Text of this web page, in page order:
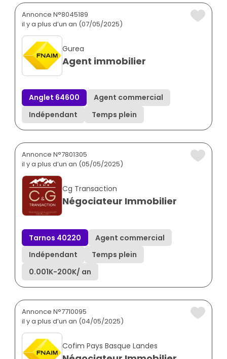
Annonce N°8045189
il y a plus d’un an (07/05/2025)
Gurea
Agent immobilier
Anglet 64600
Agent commercial
Indépendant
Temps plein
Annonce N°7801305
il y a plus d’un an (05/05/2025)
Cg Transaction
Négociateur Immobilier
Tarnos 40220
Agent commercial
Indépendant
Temps plein
0.001K-200K/ an
Annonce N°7710095
il y a plus d’un an (04/05/2025)
Cofim Pays Basque Landes